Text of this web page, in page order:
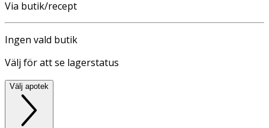
Via butik/recept
Ingen vald butik
Välj för att se lagerstatus
Välj apotek